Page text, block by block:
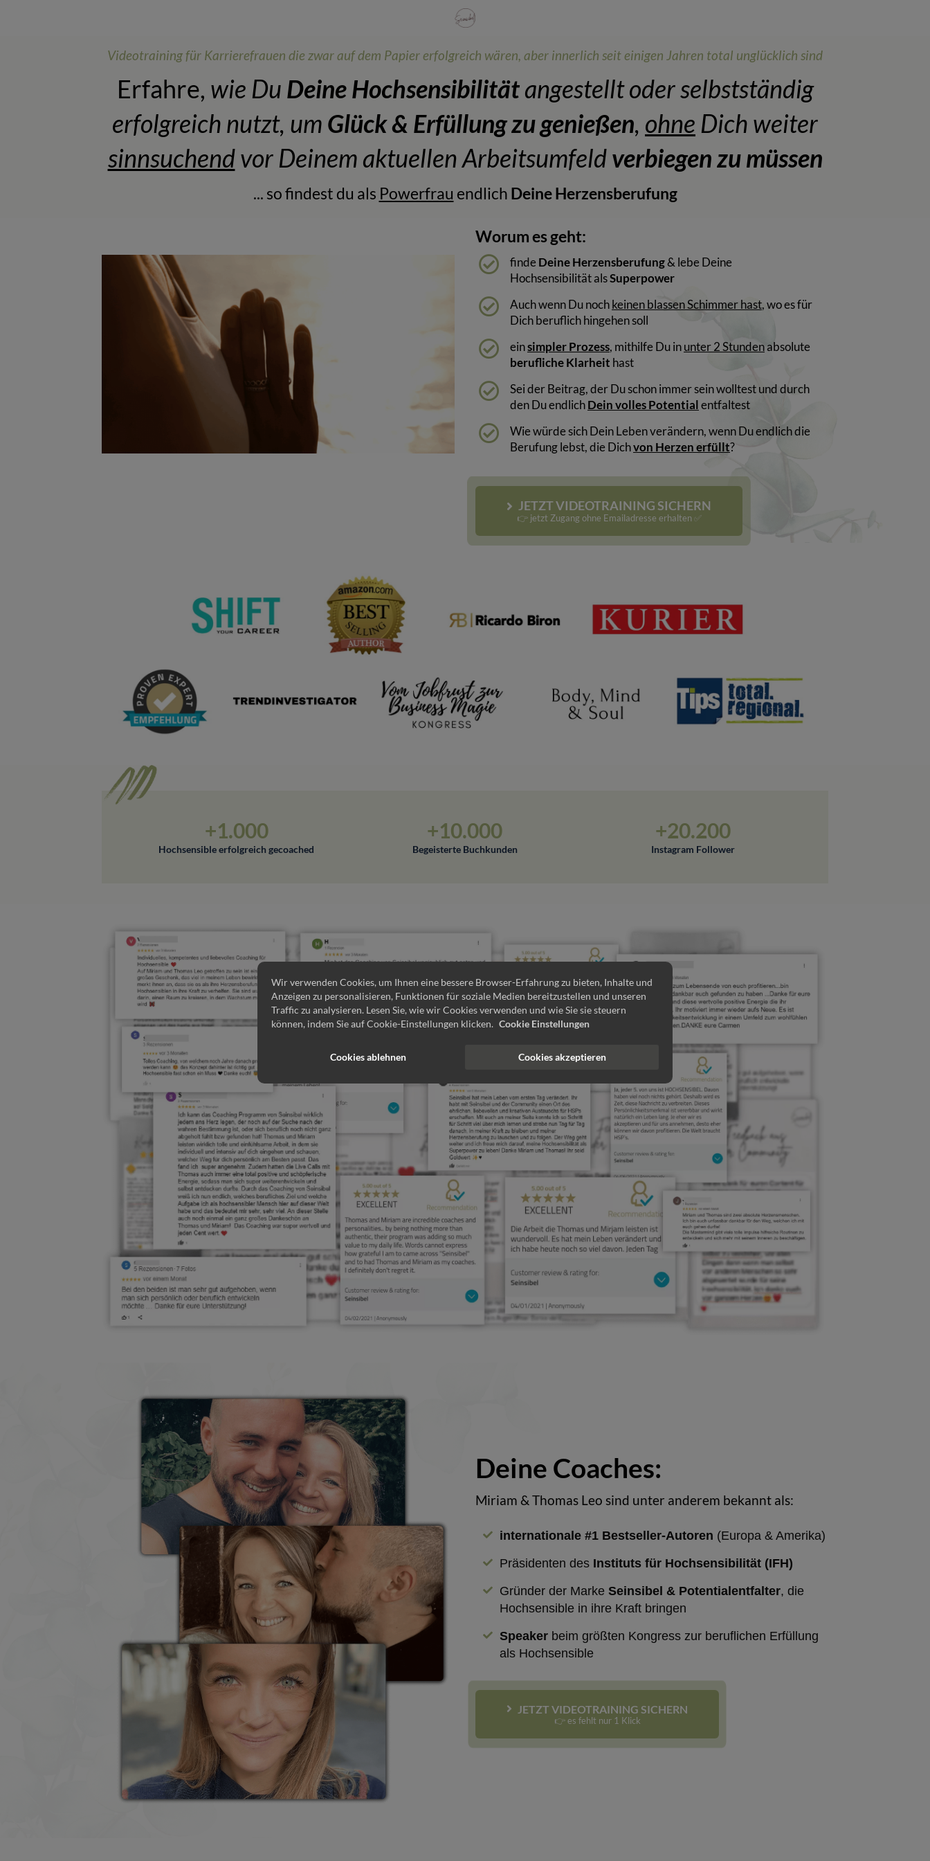
Videotraining für Karrierefrauen die zwar auf dem Papier erfolgreich wären, aber innerlich seit einigen Jahren total unglücklich sind
Erfahre, wie Du Deine Hochsensibilitätangestellt oder selbstständig
erfolgreich nutzt, um Glück & Erfüllung zu genießen, ohne Dich weiter
sinnsuchendvor Deinem aktuellen Arbeitsumfeldverbiegen zu müssen
... so findest du als Powerfrau endlich Deine Herzensberufung
Worum es geht:
findeDeine Herzensberufung& lebe Deine
Hochsensibilität alsSuperpower
Auch wenn Du nochkeinen blassen Schimmer hast, wo es für
Dich beruflich hingehen soll
einsimpler Prozess, mithilfe Du inunter 2 Stundenabsolute
berufliche Klarheit hast
Sei der Beitrag, der Du schon immer sein wolltest und durch
den Du endlichDein volles Potentialentfaltest
Wie würde sich Dein Leben verändern, wenn Du endlich die
Berufung lebst, die Dichvon Herzen erfüllt?
JETZT VIDEOTRAINING SICHERN
👉 jetzt Zugang ohne Emailadresse erhalten ✅
+1.000
Hochsensible erfolgreich gecoached
+10.000
Begeisterte Buchkunden
+20.200
Instagram Follower
Deine Coaches:
Miriam & Thomas Leo sind unter anderem bekannt als:
internationale #1 Bestseller-Autoren (Europa & Amerika)
Präsidenten des Instituts für Hochsensibilität (IFH)
Gründer der Marke Seinsibel & Potentialentfalter, die
Hochsensible in ihre Kraft bringen
Speaker beim größten Kongress zur beruflichen Erfüllung
als Hochsensible
JETZT VIDEOTRAINING SICHERN
👉 es fehlt nur 1 Klick
Wir verwenden Cookies, um Ihnen eine bessere Browser-Erfahrung zu bieten, Inhalte und
Anzeigen zu personalisieren, Funktionen für soziale Medien bereitzustellen und unseren
Traffic zu analysieren. Lesen Sie, wie wir Cookies verwenden und wie Sie sie steuern
können, indem Sie auf Cookie-Einstellungen klicken. Cookie Einstellungen
Cookies ablehnen Cookies akzeptieren